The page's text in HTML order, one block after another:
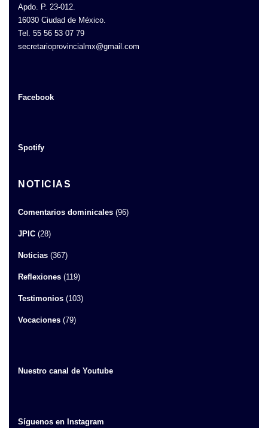
Apdo. P. 23-012.
16030 Ciudad de México.
Tel. 55 56 53 07 79
secretarioprovincialmx@gmail.com
Facebook
Spotify
NOTICIAS
Comentarios dominicales (96)
JPIC (28)
Noticias (367)
Reflexiones (119)
Testimonios (103)
Vocaciones (79)
Nuestro canal de Youtube
Síguenos en Instagram